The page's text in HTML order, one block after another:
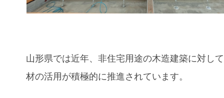
山形県では近年、非住宅用途の木造建築に対し
材の活用が積極的に推進されています。